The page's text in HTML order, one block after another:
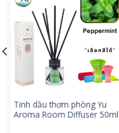
Tinh dầu thơm phòng Yu
Aroma Room Diffuser 50ml